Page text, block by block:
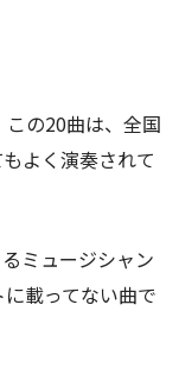
の20曲は、全国
よく演奏されて
ミュージシャン
載ってない曲で